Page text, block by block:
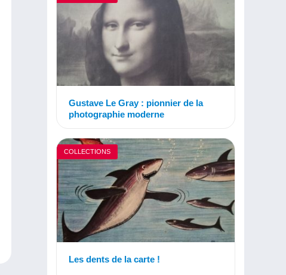
Gustave Le Gray : pionnier de la
photographie moderne
COLLECTIONS
Les dents de la carte !